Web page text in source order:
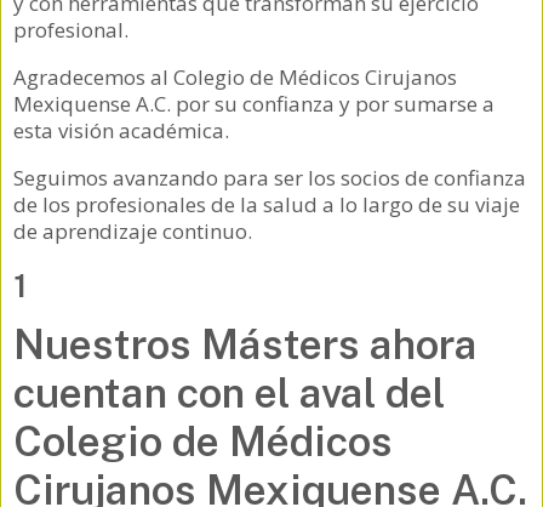
profesional.
Agradecemos al Colegio de Médicos Cirujanos
Mexiquense A.C. por su confianza y por sumarse a
esta visión académica.
Seguimos avanzando para ser los socios de confianza
de los profesionales de la salud a lo largo de su viaje
de aprendizaje continuo.
1
Nuestros Másters ahora
cuentan con el aval del
Colegio de Médicos
Cirujanos Mexiquense A.C.